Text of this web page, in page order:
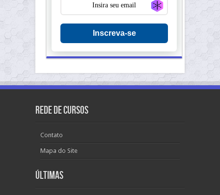
Inscreva-se
Rede de Cursos
Contato
Mapa do Site
Últimas